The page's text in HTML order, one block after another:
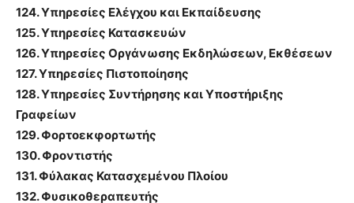
124. Υπηρεσίες Ελέγχου και Εκπαίδευσης
125. Υπηρεσίες Κατασκευών
126. Υπηρεσίες Οργάνωσης Εκδηλώσεων, Εκθέσεων
127. Υπηρεσίες Πιστοποίησης
128. Υπηρεσίες Συντήρησης και Υποστήριξης
Γραφείων
129. Φορτοεκφορτωτής
130. Φροντιστής
131. Φύλακας Κατασχεμένου Πλοίου
132. Φυσικοθεραπευτής